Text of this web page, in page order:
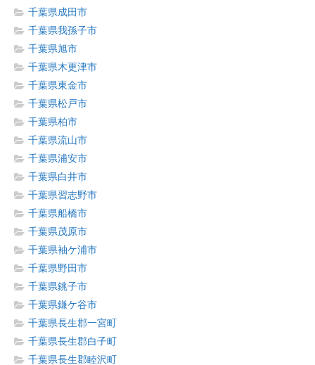
千葉県成田市
千葉県我孫子市
千葉県旭市
千葉県木更津市
千葉県東金市
千葉県松戸市
千葉県柏市
千葉県流山市
千葉県浦安市
千葉県白井市
千葉県習志野市
千葉県船橋市
千葉県茂原市
千葉県袖ケ浦市
千葉県野田市
千葉県銚子市
千葉県鎌ケ谷市
千葉県長生郡一宮町
千葉県長生郡白子町
千葉県長生郡睦沢町